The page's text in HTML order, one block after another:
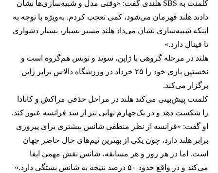
کلمنت به SBS هلندی گفت: «وقتی مدل و شبیه‌سازی‌ها نشان
دادند هلند قهرمان می‌شود، کمی تعجب کردم. به‌ویژه با توجه به
اینکه شبیه‌سازی نشان می‌داد هلند مسیر بسیار، بسیار دشواری
تا فینال دارد.»
هلند در مرحله گروهی با ژاپن، سوئد و تونس هم‌گروه است و
نخستین بازی خود را ۲۵ خرداد در ورزشگاه دالاس برابر ژاپن
برگزار می‌کند.
کلمنت پیش‌بینی می‌کند هلند در مراحل حذفی مراکش و کانادا
را شکست دهد و در یک‌چهارم نهایی نیز از سد فرانسه عبور کند.
او گفت: «فرانسه از نظر منطقی شانس بیشتری برای پیروزی
برابر هلند دارد، چون یکی از بهترین تیم‌های حال حاضر جهان
است. اما در هر روز و هر مسابقه، شانس نقش مهمی ایفا
می‌کند و در واقع حدود ۵۰ درصد نتیجه به شانس بستگی دارد.»